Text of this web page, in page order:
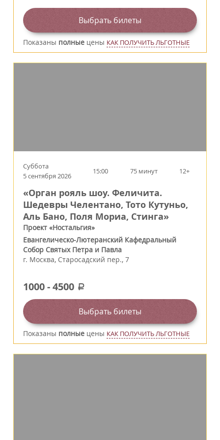
Выбрать билеты
Показаны полные цены КАК ПОЛУЧИТЬ ЛЬГОТНЫЕ
Суббота
5 сентября 2026
15:00 75 минут 12+
«Орган рояль шоу. Феличита.
Шедевры Челентано, Тото Кутуньо,
Аль Бано, Поля Мориа, Стинга»
Проект «Ностальгия»
Евангелическо-Лютеранский Кафедральный
Собор Святых Петра и Павла
г. Москва, Старосадский пер., 7
1000-4500 a
Выбрать билеты
Показаны полные цены КАК ПОЛУЧИТЬ ЛЬГОТНЫЕ